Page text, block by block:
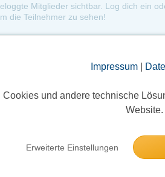
Impressum|
und andere technische
Website.
Erweiterte Einstellungen
Mitglieder sichtbar. Log dich ein
die Teilnehmer zu sehen!